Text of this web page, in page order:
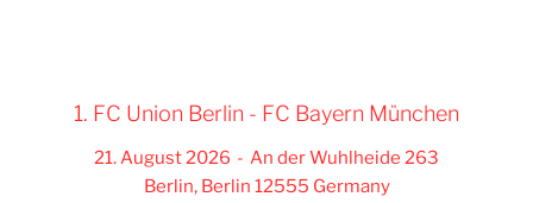
1. FC Union Berlin - FC Bayern München
21. August 2026 - An der Wuhlheide 263
Berlin, Berlin 12555 Germany